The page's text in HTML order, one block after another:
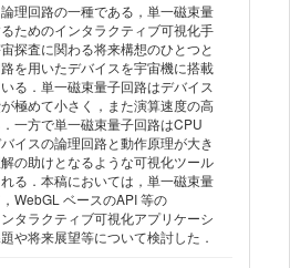
理回路の一種である，単一磁束量
ためのインタラクティブ可視化手
探査に関わる将来構想のひとつと
を用いたデバイスを宇宙機に搭載
る．単一磁束量子回路はデバイス
極めて小さく，また演算速度の高
一方で単一磁束量子回路はCPU
イスの論理回路と動作原理が大き
の助けとなるような可視化ツール
る．本稿においては，単一磁束量
WebGL ベースのAPI 等の
タラクティブ可視化アプリケーシ
や将来展望等について検討した．